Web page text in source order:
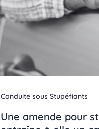
Conduite sous Stupéfiants
Une amende pour